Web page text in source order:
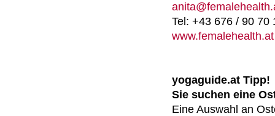
Tel: +43 676 / 90 70
www.femalehealth.at
yogaguide.at Tipp!
Sie suchen eine
Eine Auswahl an